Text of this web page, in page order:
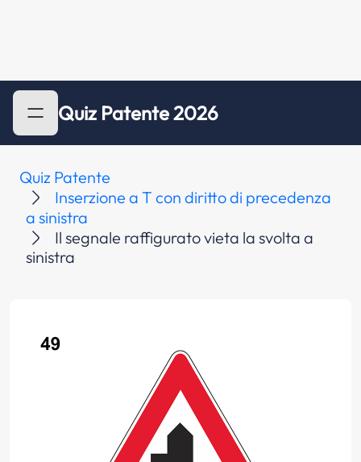
Quiz Patente 2026
Quiz Patente
Inserzione a T con diritto di precedenza
a sinistra
Il segnale raffigurato vieta la svolta a
sinistra